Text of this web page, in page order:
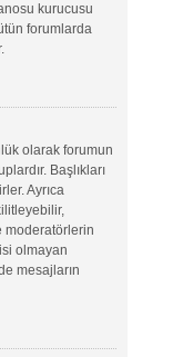
kurucusu
forumlarda
olarak forumun
Başlıkları
Ayrıca
moderatörlerin
olmayan
mesajların